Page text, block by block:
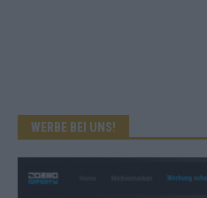
WERBE BEI UNS!